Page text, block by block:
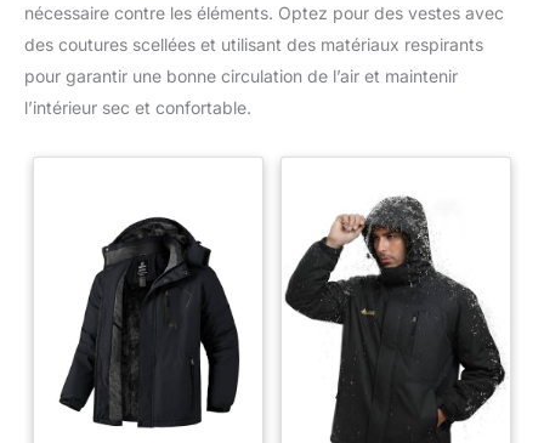
nécessaire contre les éléments. Optez pour des vestes avec
des coutures scellées et utilisant des matériaux respirants
pour garantir une bonne circulation de l’air et maintenir
l’intérieur sec et confortable.